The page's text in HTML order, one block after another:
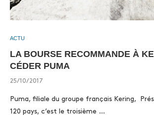
ACTU
LA BOURSE RECOMMANDE À
CÉDER PUMA
25/10/2017
Puma, filiale du groupe français Kering,
120 pays, c’est le troisième …